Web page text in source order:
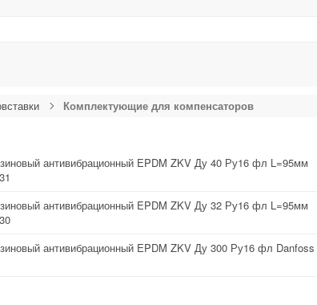
Комплектующие для компенсаторов
антивибрационный EPDM ZKV Ду 40 Ру16 фл L=95мм
антивибрационный EPDM ZKV Ду 32 Ру16 фл L=95мм
антивибрационный EPDM ZKV Ду 300 Ру16 фл Danfoss